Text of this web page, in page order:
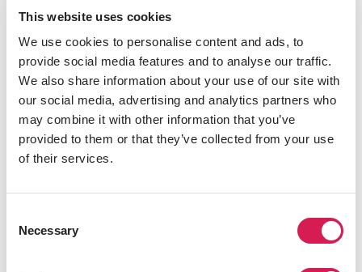
This website uses cookies
We use cookies to personalise content and ads, to
provide social media features and to analyse our traffic.
We also share information about your use of our site with
our social media, advertising and analytics partners who
may combine it with other information that you’ve
provided to them or that they’ve collected from your use
of their services.
Selection
Necessary
2026 봄쿼터, 캘리포니아 명문대에서 수학하기!
2026년도 3월에 출발하는 봄쿼터 방문학생 기회를 찾고 있는
학생들을 위해, SAF Korea에서 SAF 방문학생 온라인 설명회를
마련했습니다.
1월부터 시작하는 봄학기 프로그램 지원 기간을 놓치셨다면? 3
월부터 시작하는 봄쿼터 프로그램 지원이 아직 남아있습니다!